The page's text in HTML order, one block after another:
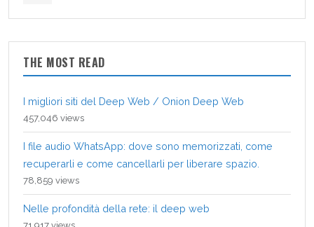
THE MOST READ
I migliori siti del Deep Web / Onion Deep Web
457,046 views
I file audio WhatsApp: dove sono memorizzati, come
recuperarli e come cancellarli per liberare spazio.
78,859 views
Nelle profondità della rete: il deep web